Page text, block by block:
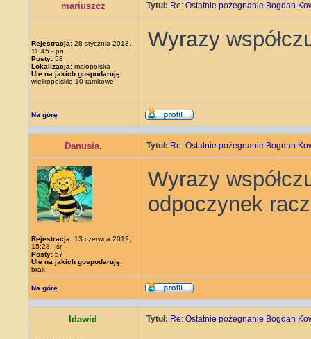
mariuszcz Tytuł: Re: Ostatnie pożegnanie Bogdan
Rejestracja: 28 stycznia 2013,
11:45 - pn
Posty: 58
Lokalizacja: małopolska
Ule na jakich gospodaruję:
wielkopolskie 10 ramkowe
Wyrazy
Na górę
Danusia. Tytuł: Re: Ostatnie pożegnanie Bogdan
Rejestracja: 13 czerwca 2012,
15:28 - śr
Posty: 57
Ule na jakich gospodaruję:
brak
Wyrazy
odpoczynek
Na górę
ldawid Tytuł: Re: Ostatnie pożegnanie Bogdan